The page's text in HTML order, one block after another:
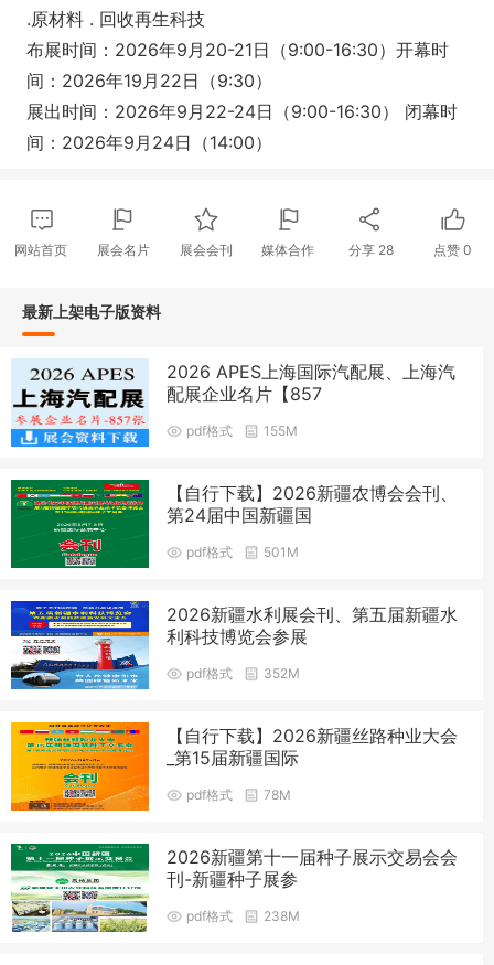
.原材料 . 回收再生科技
布展时间：2026年9月20-21日（9:00-16:30）开幕时
间：2026年19月22日（9:30）
展出时间：2026年9月22-24日（9:00-16:30） 闭幕时
间：2026年9月24日（14:00）
网站首页 展会名片 展会会刊 媒体合作 分享 28 点赞0
最新上架电子版资料
2026 APES上海国际汽配展、上海汽
配展企业名片【857
pdf格式 155M
【自行下载】2026新疆农博会会刊、
第24届中国新疆国
pdf格式 501M
2026新疆水利展会刊、第五届新疆水
利科技博览会参展
pdf格式 352M
【自行下载】2026新疆丝路种业大会
_第15届新疆国际
pdf格式 78M
2026新疆第十一届种子展示交易会会
刊-新疆种子展参
pdf格式 238M